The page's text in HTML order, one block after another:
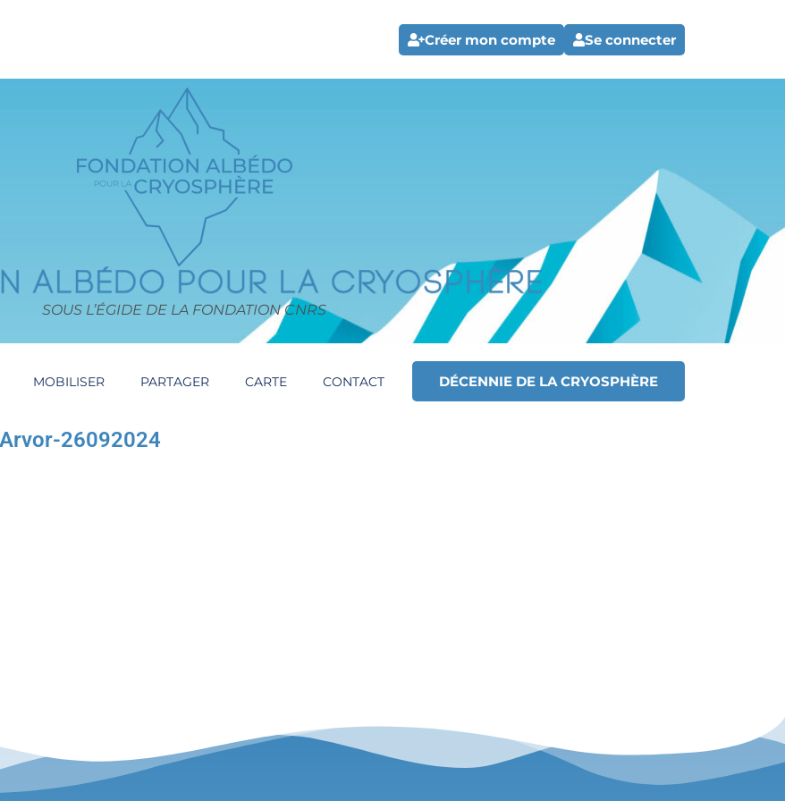
Créer mon compte Se connecter
SOUS L’ÉGIDE DE LA FONDATION CNRS
MOBILISER PARTAGER CARTE CONTACT DÉCENNIE DE LA CRYOSPHÈRE
26092024